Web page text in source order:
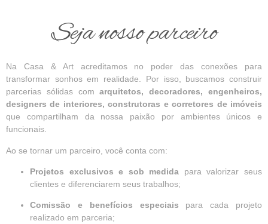
Seja nosso parceiro
Na Casa & Art acreditamos no poder das conexões para
transformar sonhos em realidade. Por isso, buscamos construir
parcerias sólidas comarquitetos, decoradores, engenheiros,
designers de interiores, construtoras e corretores de imóveis
que compartilham da nossa paixão por ambientes únicos e
funcionais.
Ao se tornar um parceiro, você conta com:
Projetos exclusivos e sob medida para valorizar seus
clientes e diferenciarem seus trabalhos;
Comissão e benefícios especiais para cada projeto
realizado em parceria;